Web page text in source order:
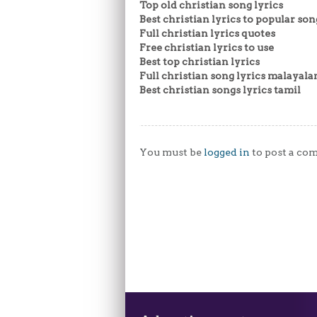
Top old christian song lyrics
Best christian lyrics to popular
Full christian lyrics quotes
Free christian lyrics to use
Best top christian lyrics
Full christian song lyrics
Best christian songs lyrics tamil
You must be logged in to post a